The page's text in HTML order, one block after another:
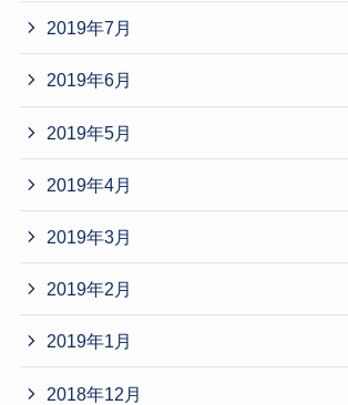
2019年7月
2019年6月
2019年5月
2019年4月
2019年3月
2019年2月
2019年1月
2018年12月